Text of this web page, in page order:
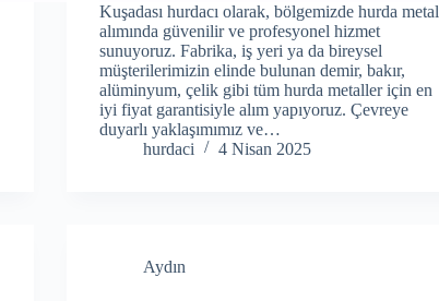
Kuşadası hurdacı olarak, bölgemizde hurda metal
alımında güvenilir ve profesyonel hizmet
sunuyoruz. Fabrika, iş yeri ya da bireysel
müşterilerimizin elinde bulunan demir, bakır,
alüminyum, çelik gibi tüm hurda metaller için en
iyi fiyat garantisiyle alım yapıyoruz. Çevreye
duyarlı yaklaşımımız ve…
hurdaci
4 Nisan 2025
Aydın